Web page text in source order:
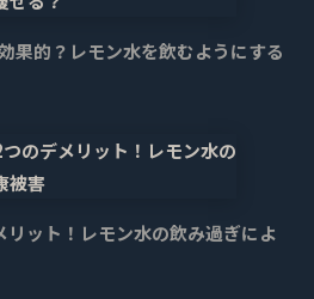
果的？レモン水を飲むようにする
リット！レモン水の飲み過ぎによ